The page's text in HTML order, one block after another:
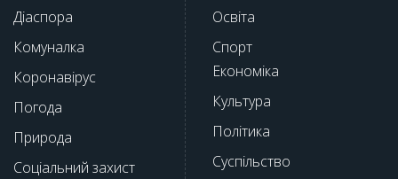
Діаспора
Комуналка
Коронавірус
Погода
Природа
Соціальний захист
Освіта
Спорт
Економіка
Культура
Політика
Суспільство